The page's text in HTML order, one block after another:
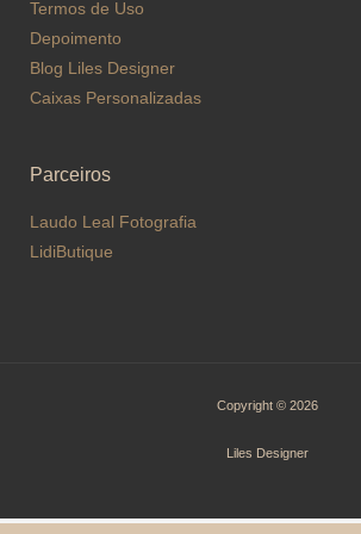
Termos de Uso
Depoimento
Blog Liles Designer
Caixas Personalizadas
Parceiros
Laudo Leal Fotografia
LidiButique
Copyright © 2026
Liles Designer